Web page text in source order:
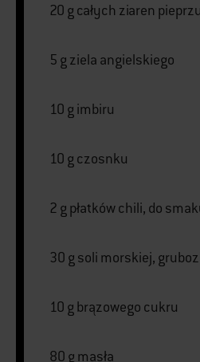
20 g całych ziaren
5 g ziela angielskiego
10 g imbiru
10 g czosnku
2 g płatków chili, do
30 g soli morskiej,
10 g brązowego cukru
80 g masła